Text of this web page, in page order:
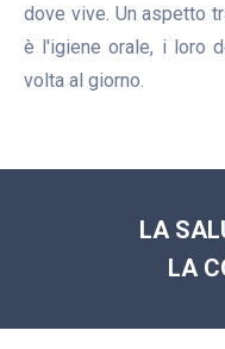
dove vive. Un aspetto
è l'igiene orale, i loro
volta al giorno.
LA
LA